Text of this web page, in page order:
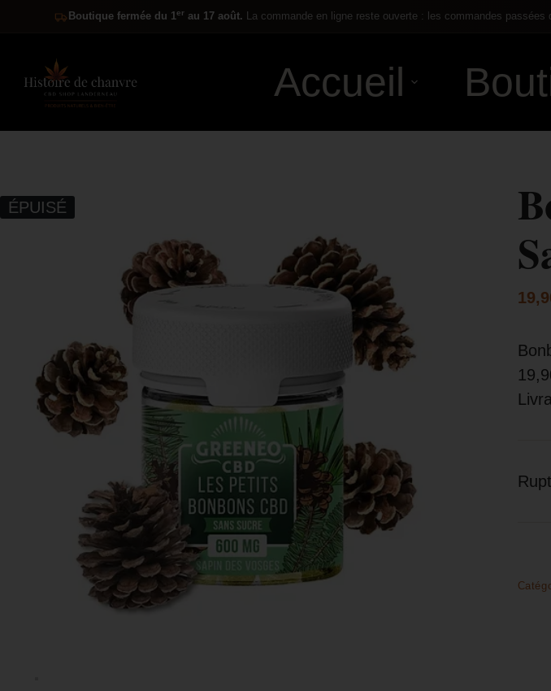
Boutique fermée du 1er au 17 août. La commande en ligne reste ouverte : les commandes passées
Accueil
ÉPUISÉ